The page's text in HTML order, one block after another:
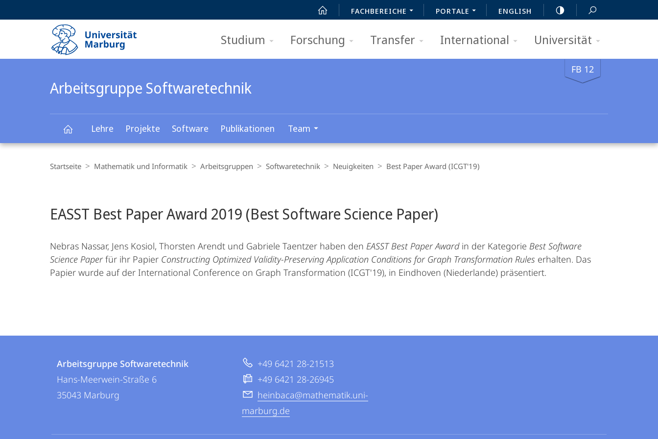
FACHBEREICHE PORTALE ENGLISH
Studium Forschung Transfer International Universität
FB 12
Arbeitsgruppe Softwaretechnik
Lehre Projekte Software Publikationen Team
Navigation
Startseite Mathematik und Informatik Arbeitsgruppen Softwaretechnik Neuigkeiten Best Paper Award (ICGT'19)
EASST Best Paper Award 2019 (Best Software Science Paper)
Nebras Nassar, Jens Kosiol, Thorsten Arendt und Gabriele Taentzer haben den EASST Best Paper Awardin der Kategorie Best Software
Science Paperfür ihr Papier Constructing Optimized Validity-Preserving Application Conditions for Graph Transformation Rules erhalten. Das
Papier wurde auf der International Conference on Graph Transformation (ICGT'19), in Eindhoven (Niederlande) präsentiert.
Informationen
Kontaktinformationen
Arbeitsgruppe
Softwaretechnik
Arbeitsgruppe Softwaretechnik
Hans-Meerwein-Straße 6
35043 Marburg
+49 6421 28-21513
+49 6421 28-26945
heinbaca@mathematik.uni-
marburg.de